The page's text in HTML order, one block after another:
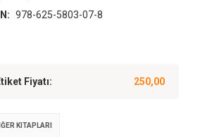
978-625-5803-07-8
Fiyatı: 250,00
KITAPLARI